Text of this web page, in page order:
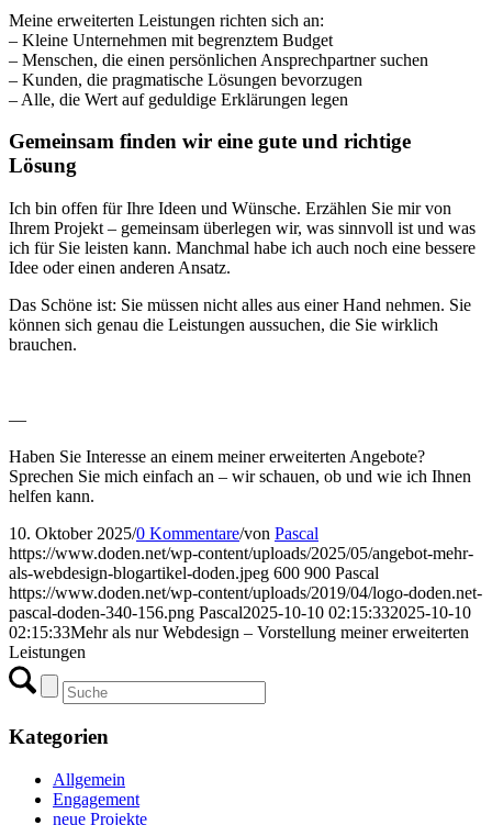
Meine erweiterten Leistungen richten sich an:
– Kleine Unternehmen mit begrenztem Budget
– Menschen, die einen persönlichen Ansprechpartner suchen
– Kunden, die pragmatische Lösungen bevorzugen
– Alle, die Wert auf geduldige Erklärungen legen
Gemeinsam finden wir eine gute und richtige
Lösung
Ich bin offen für Ihre Ideen und Wünsche. Erzählen Sie mir von
Ihrem Projekt – gemeinsam überlegen wir, was sinnvoll ist und was
ich für Sie leisten kann. Manchmal habe ich auch noch eine bessere
Idee oder einen anderen Ansatz.
Das Schöne ist: Sie müssen nicht alles aus einer Hand nehmen. Sie
können sich genau die Leistungen aussuchen, die Sie wirklich
brauchen.
—
Haben Sie Interesse an einem meiner erweiterten Angebote?
Sprechen Sie mich einfach an – wir schauen, ob und wie ich Ihnen
helfen kann.
10. Oktober 2025/0 Kommentare/von Pascal
https://www.doden.net/wp-content/uploads/2025/05/angebot-mehr-
als-webdesign-blogartikel-doden.jpeg 600 900 Pascal
https://www.doden.net/wp-content/uploads/2019/04/logo-doden.net-
pascal-doden-340-156.png Pascal2025-10-10 02:15:332025-10-10
02:15:33Mehr als nur Webdesign – Vorstellung meiner erweiterten
Leistungen
Kategorien
Allgemein
Engagement
neue Projekte